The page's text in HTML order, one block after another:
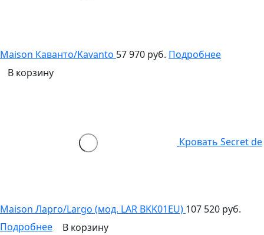
Maison Каванто/Kavanto 57 970 руб. Подробнее
В корзину
Кровать Secret de
Maison Ларго/Largo (мод. LAR BKK01EU) 107 520 руб.
Подробнее
В корзину